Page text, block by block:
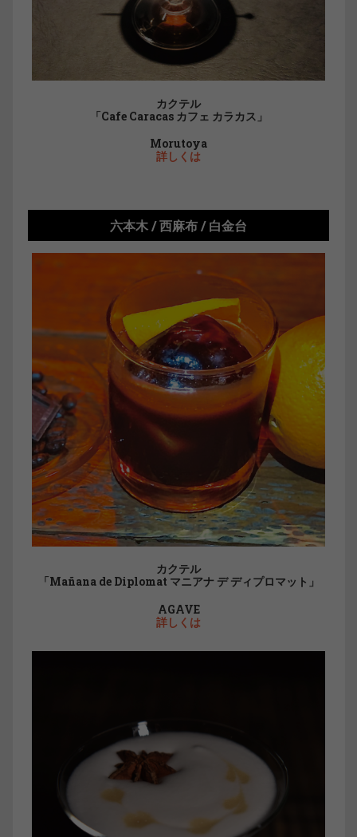
カクテル
「Cafe Caracas カフェ カラカス」
Morutoya
詳しくは
六本木 / 西麻布 / 白金台
カクテル
「Mañana de Diplomat マニアナ デ ディプロマット」
AGAVE
詳しくは